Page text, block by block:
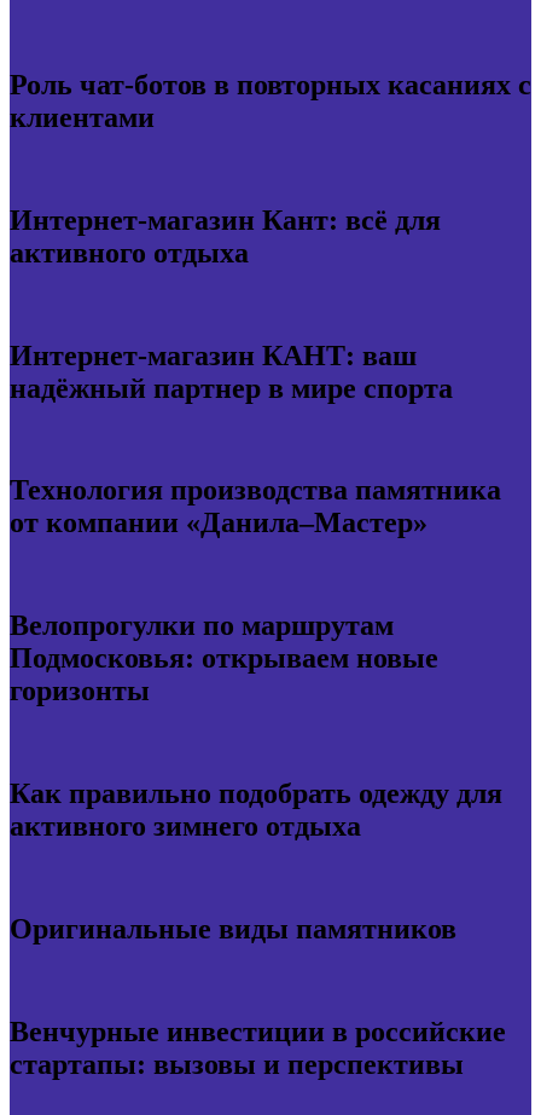
Роль чат-ботов в повторных касаниях с
клиентами
Интернет-магазин Кант: всё для
активного отдыха
Интернет-магазин КАНТ: ваш
надёжный партнер в мире спорта
Технология производства памятника
от компании «Данила–Мастер»
Велопрогулки по маршрутам
Подмосковья: открываем новые
горизонты
Как правильно подобрать одежду для
активного зимнего отдыха
Оригинальные виды памятников
Венчурные инвестиции в российские
стартапы: вызовы и перспективы